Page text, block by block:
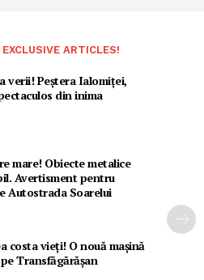
ARTICLES!
verii! Peștera Ialomiței,
din inima
mare! Obiecte metalice
Avertisment pentru
Autostrada Soarelui
costa vieți! O nouă mașină
Transfăgărășan